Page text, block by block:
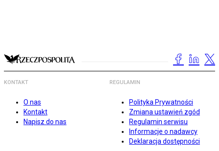
KONTAKT
O nas
Kontakt
Napisz do nas
REGULAMIN
Polityka Prywatności
Zmiana ustawień zgód
Regulamin serwisu
Informacje o nadawcy
Deklaracja dostępności